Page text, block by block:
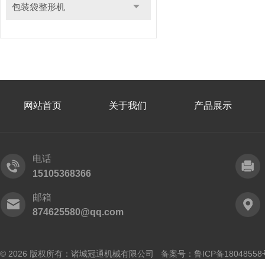
包装袋整形机
网站首页 关于我们 产品展示
电话
15105368366
邮箱
874625580@qq.com
© 2026 版权所有：诸城冠通机械有限公司 备案号： 鲁ICP备18048558